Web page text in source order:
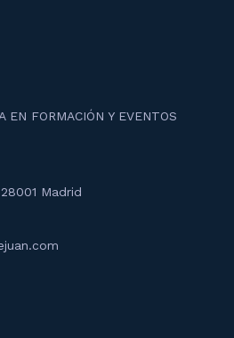
EN FORMACIÓN Y EVENTOS
Madrid